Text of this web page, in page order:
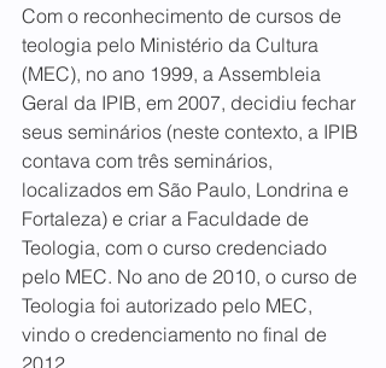
Com o reconhecimento de cursos de
teologia pelo Ministério da Cultura
(MEC), no ano 1999, a Assembleia
Geral da IPIB, em 2007, decidiu fechar
seus seminários (neste contexto, a IPIB
contava com três seminários,
localizados em São Paulo, Londrina e
Fortaleza) e criar a Faculdade de
Teologia, com o curso credenciado
pelo MEC. No ano de 2010, o curso de
Teologia foi autorizado pelo MEC,
vindo o credenciamento no final de
2012.